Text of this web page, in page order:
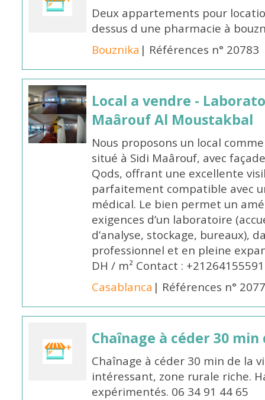
Deux appartements pour
dessus d une pharmacie à
Bouznika | Références n° 20783
Local a vendre -
Maârouf Al Moustakbal
Nous proposons un local
situé à Sidi Maârouf, avec
Qods, offrant une excellente
parfaitement compatible avec
médical. Le bien permet un
exigences d’un laboratoire
d’analyse, stockage, bureaux),
professionnel et en pleine
DH / m² Contact :
Casablanca | Références n°
Chaînage à céder 30
Chaînage à céder 30 min de la
intéressant, zone rurale riche.
expérimentés. 06 34 91 44 65